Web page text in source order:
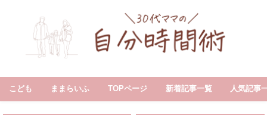
こども ままらいふ TOPページ 新着記事一覧 人気記事